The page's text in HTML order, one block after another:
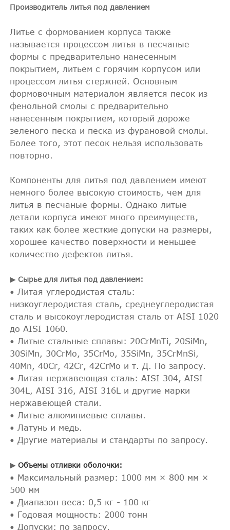
Производитель литья под давлением
Литье с формованием корпуса также
называется процессом литья в песчаные
формы с предварительно нанесенным
покрытием, литьем с горячим корпусом или
процессом литья стержней. Основным
формовочным материалом является песок из
фенольной смолы с предварительно
нанесенным покрытием, который дороже
зеленого песка и песка из фурановой смолы.
Более того, этот песок нельзя использовать
повторно.
Компоненты для литья под давлением имеют
немного более высокую стоимость, чем для
литья в песчаные формы. Однако литые
детали корпуса имеют много преимуществ,
таких как более жесткие допуски на размеры,
хорошее качество поверхности и меньшее
количество дефектов литья.
▶ Сырье для литья под давлением:
• Литая углеродистая сталь:
низкоуглеродистая сталь, среднеуглеродистая
сталь и высокоуглеродистая сталь от AISI 1020
до AISI 1060.
• Литые стальные сплавы: 20CrMnTi, 20SiMn,
30SiMn, 30CrMo, 35CrMo, 35SiMn, 35CrMnSi,
40Mn, 40Cr, 42Cr, 42CrMo и т. Д. По запросу.
• Литая нержавеющая сталь: AISI 304, AISI
304L, AISI 316, AISI 316L и другие марки
нержавеющей стали.
• Литые алюминиевые сплавы.
• Латунь и медь.
• Другие материалы и стандарты по запросу.
▶ Объемы отливки оболочки:
• Максимальный размер: 1000 мм × 800 мм ×
500 мм
• Диапазон веса: 0,5 кг - 100 кг
• Годовая мощность: 2000 тонн
• Допуски: по запросу.